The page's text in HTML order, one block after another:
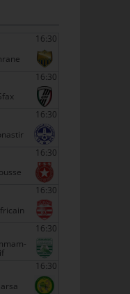
16:30
16:30
16:30
16:30
16:30
16:30
16:30